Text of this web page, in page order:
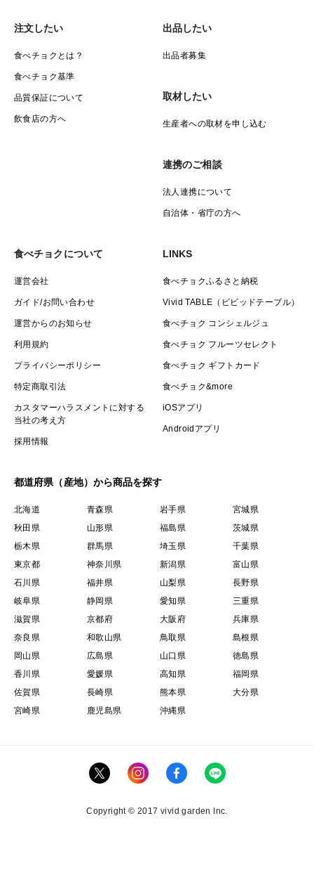
注文したい
食べチョクとは？
食べチョク基準
品質保証について
飲食店の方へ
出品したい
出品者募集
取材したい
生産者への取材を申し込む
連携のご相談
法人連携について
自治体・省庁の方へ
食べチョクについて
運営会社
ガイド/お問い合わせ
運営からのお知らせ
利用規約
プライバシーポリシー
特定商取引法
カスタマーハラスメントに対する
当社の考え方
採用情報
LINKS
食べチョクふるさと納税
Vivid TABLE（ビビッドテーブル）
食べチョク コンシェルジュ
食べチョク フルーツセレクト
食べチョク ギフトカード
食べチョク&more
iOSアプリ
Androidアプリ
都道府県（産地）から商品を探す
北海道 青森県 岩手県
宮城県
秋田県
山形県 福島県
茨城県
栃木県
群馬県 埼玉県
千葉県
東京都
神奈川県 新潟県
富山県
石川県
福井県 山梨県
長野県
岐阜県
静岡県 愛知県
三重県
滋賀県
京都府 大阪府
兵庫県
奈良県
和歌山県 鳥取県
島根県
岡山県
広島県 山口県
徳島県
香川県
愛媛県 高知県
福岡県
佐賀県
長崎県 熊本県
大分県
宮崎県
鹿児島県 沖縄県
Copyright © 2017 vivid garden Inc.